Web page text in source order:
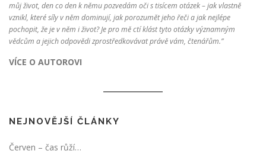
můj život, den co den k němu pozvedám oči s tisícem otázek – jak vlastně
vznikl, které síly v něm dominují, jak porozumět jeho řeči a jak nejlépe
pochopit, že je v něm i život? Je pro mě ctí klást tyto otázky významným
vědcům a jejich odpovědi zprostředkovávat právě vám, čtenářům.”
VÍCE O AUTOROVI
NEJNOVĚJŠÍ ČLÁNKY
Červen – čas růží…